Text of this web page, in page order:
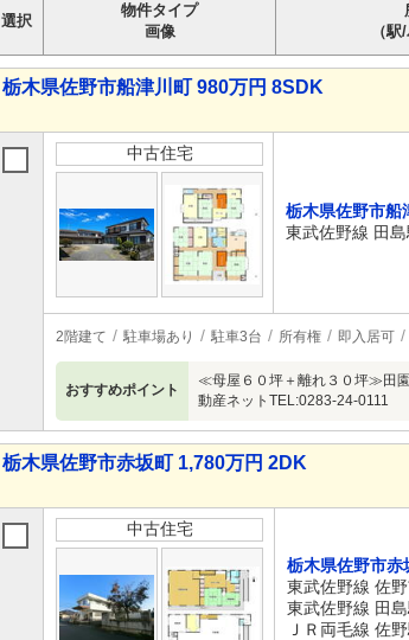
選択
物件タイプ
画像
（
栃木県佐野市船津川町 980万円 8SDK
中古住宅
栃木県佐野市船
東武佐野線 田
2階建て 駐車場あり 駐車3台 所有権 即入居可
おすすめポイント
≪母屋６０坪＋離れ３０坪≫田
動産ネットTEL:0283-24-0111
栃木県佐野市赤坂町 1,780万円 2DK
中古住宅
栃木県佐野市赤
東武佐野線 佐
東武佐野線 田
ＪＲ両毛線 佐